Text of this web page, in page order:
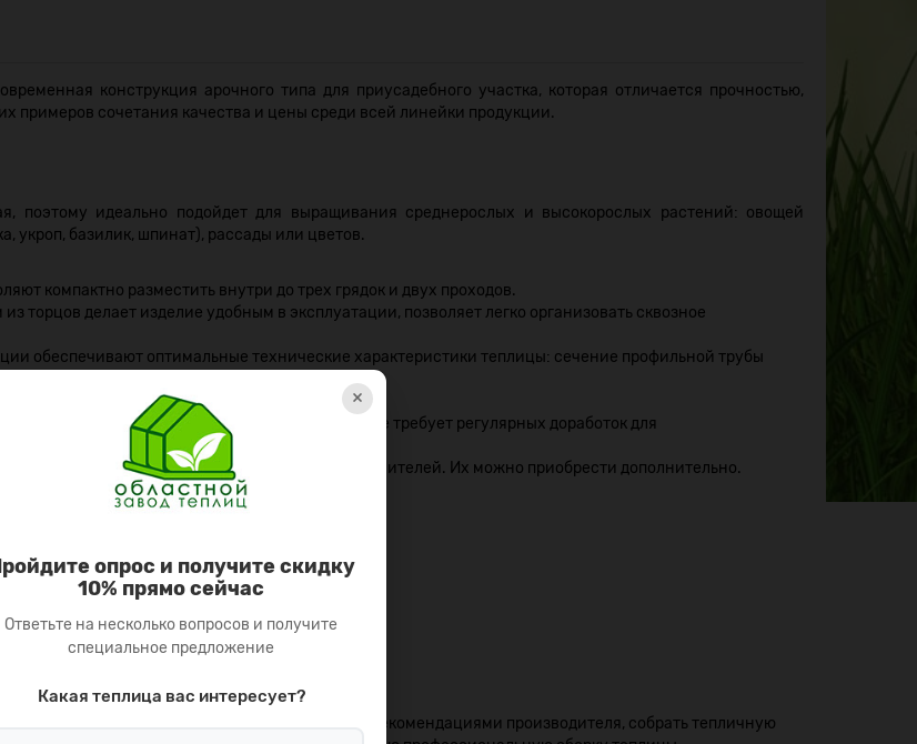
конструкция арочного типа для приусадебного участка, которая отличается прочностью,
примеров сочетания качества и цены среди всей линейки продукции.
поэтому идеально подойдет для выращивания среднерослых и высокорослых растений: овощей
укроп, базилик, шпинат), рассады или цветов.
компактно разместить внутри до трех грядок и двух проходов.
торцов делает изделие удобным в эксплуатации, позволяет легко организовать сквозное
обеспечивают оптимальные технические характеристики теплицы: сечение профильной трубы
от друга на расстоянии 65 см.
Областная неприхотлива в использовании, не требует регулярных доработок для
увеличить при помощи специальных удлинителей. Их можно приобрести дополнительно.
и эксплуатации изделия. Так, пользуясь рекомендациями производителя, собрать тепличную
×
опрос и получите скидку
10% прямо сейчас
Ответьте на несколько вопросов и получите
специальное предложение
Какая теплица вас интересует?